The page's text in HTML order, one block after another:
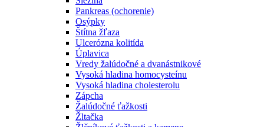
Pankreas (ochorenie)
Osýpky
Štítna žľaza
Ulcerózna kolitída
Úplavica
Vredy žalúdočné a dvanástnikové
Vysoká hladina homocysteínu
Vysoká hladina cholesterolu
Zápcha
Žalúdočné ťažkosti
Žltačka